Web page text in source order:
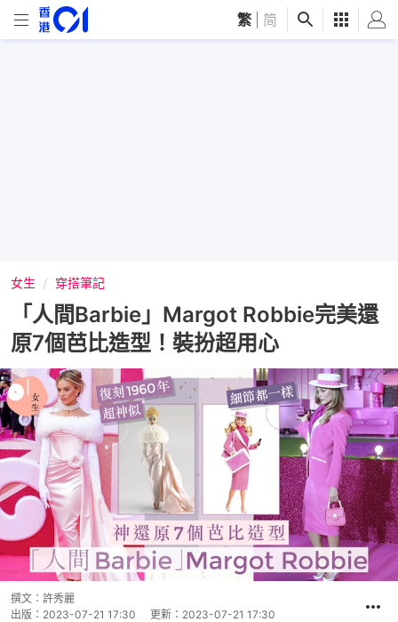
繁 简
女生 穿搭筆記
「人間Barbie」Margot Robbie完美還
原7個芭比造型！裝扮超用心
撰文： 許秀麗
出版： 2023-07-21 17:30 更新： 2023-07-21 17:30